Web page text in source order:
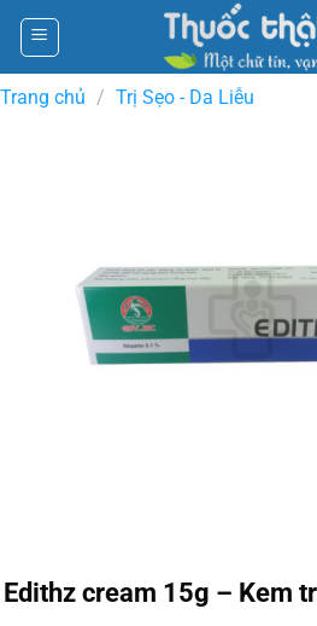
Skip
content
Trang chủ / Trị Sẹo - Da Liễu
Edithz cream 15g – Kem